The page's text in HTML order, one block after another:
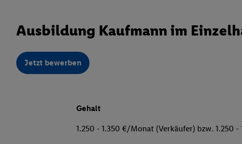
Ausbildung Kaufmann im
Jetzt bewerben
Gehalt
1.250 - 1.350 €/Monat (Verkäufer) bzw. 1.250